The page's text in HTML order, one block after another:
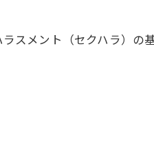
スメント（セクハラ）